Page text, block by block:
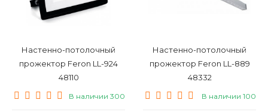
Настенно-потолочный
прожектор Feron LL-924
48110
В наличии 300
Настенно-потолочный
прожектор Feron LL-889
48332
В наличии 100